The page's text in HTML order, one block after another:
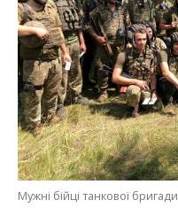
Мужні бійці танкової бригади